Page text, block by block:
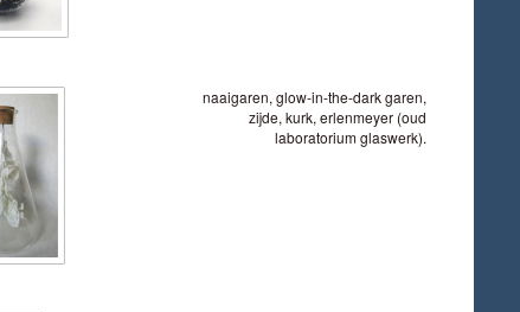
naaigaren, glow-in-the-dark garen,
zijde, kurk, erlenmeyer (oud
laboratorium glaswerk).